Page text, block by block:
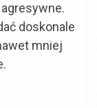
doskonale
mniej